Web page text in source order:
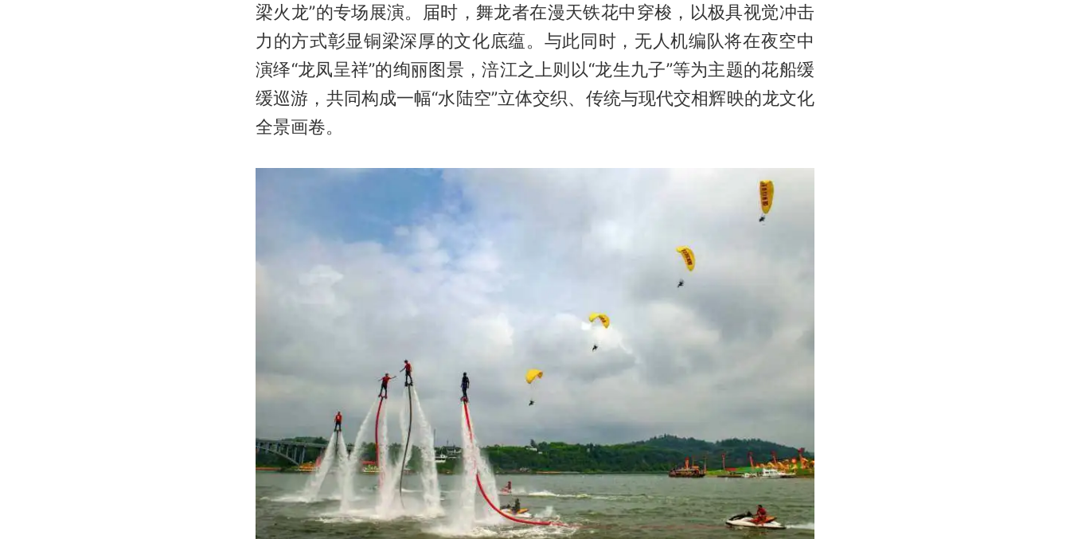
梁火龙”的专场展演。届时，舞龙者在漫天铁花中穿梭，以极具视觉冲击
力的方式彰显铜梁深厚的文化底蕴。与此同时，无人机编队将在夜空中
演绎“龙凤呈祥”的绚丽图景，涪江之上则以“龙生九子”等为主题的花船缓
缓巡游，共同构成一幅“水陆空”立体交织、传统与现代交相辉映的龙文化
全景画卷。